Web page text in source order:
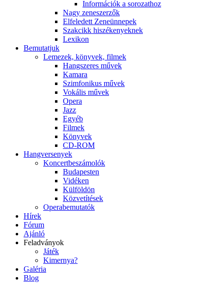
Információk a sorozathoz
Nagy zeneszerzők
Elfeledett Zeneünnepek
Szakcikk hiszékenyeknek
Lexikon
Bemutatjuk
Lemezek, könyvek, filmek
Hangszeres művek
Kamara
Szimfonikus művek
Vokális művek
Opera
Jazz
Egyéb
Filmek
Könyvek
CD-ROM
Hangversenyek
Koncertbeszámolók
Budapesten
Vidéken
Külföldön
Közvetítések
Operabemutatók
Hírek
Fórum
Ajánló
Feladványok
Játék
Kimernya?
Galéria
Blog